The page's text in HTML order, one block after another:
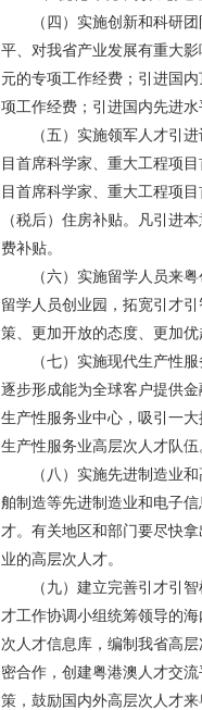
（四）实施创新和科研团
平、对我省产业发展有重大
元的专项工作经费；引进国
项工作经费；引进国内先进
（五）实施领军人才引进
目首席科学家、重大工程项
目首席科学家、重大工程项
（税后）住房补贴。凡引进
费补贴。
（六）实施留学人员来粤
留学人员创业园，拓宽引才
策、更加开放的态度、更加
（七）实施现代生产性服
逐步形成能为全球客户提供
生产性服务业中心，吸引一
生产性服务业高层次人才队伍
（八）实施先进制造业和
舶制造等先进制造业和电子
才。有关地区和部门要尽快
业的高层次人才。
（九）建立完善引才引智
才工作协调小组统筹领导的
次人才信息库，编制我省高
密合作，创建粤港澳人才交
策，鼓励国内外高层次人才